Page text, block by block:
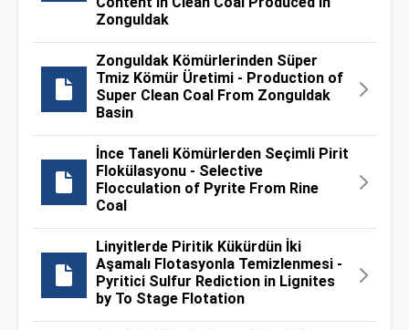
Zonguldak
Zonguldak Kömürlerinden Süper
Tmiz Kömür Üretimi - Production of
Super Clean Coal From Zonguldak
Basin
İnce Taneli Kömürlerden Seçimli Pirit
Flokülasyonu - Selective
Flocculation of Pyrite From Rine
Coal
Linyitlerde Piritik Kükürdün İki
Aşamalı Flotasyonla Temizlenmesi -
Pyritici Sulfur Rediction in Lignites
by To Stage Flotation